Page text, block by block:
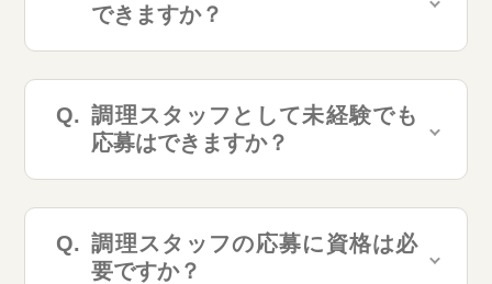
できますか？
調理スタッフとして未経験でも
応募はできますか？
調理スタッフの応募に資格は必
要ですか？